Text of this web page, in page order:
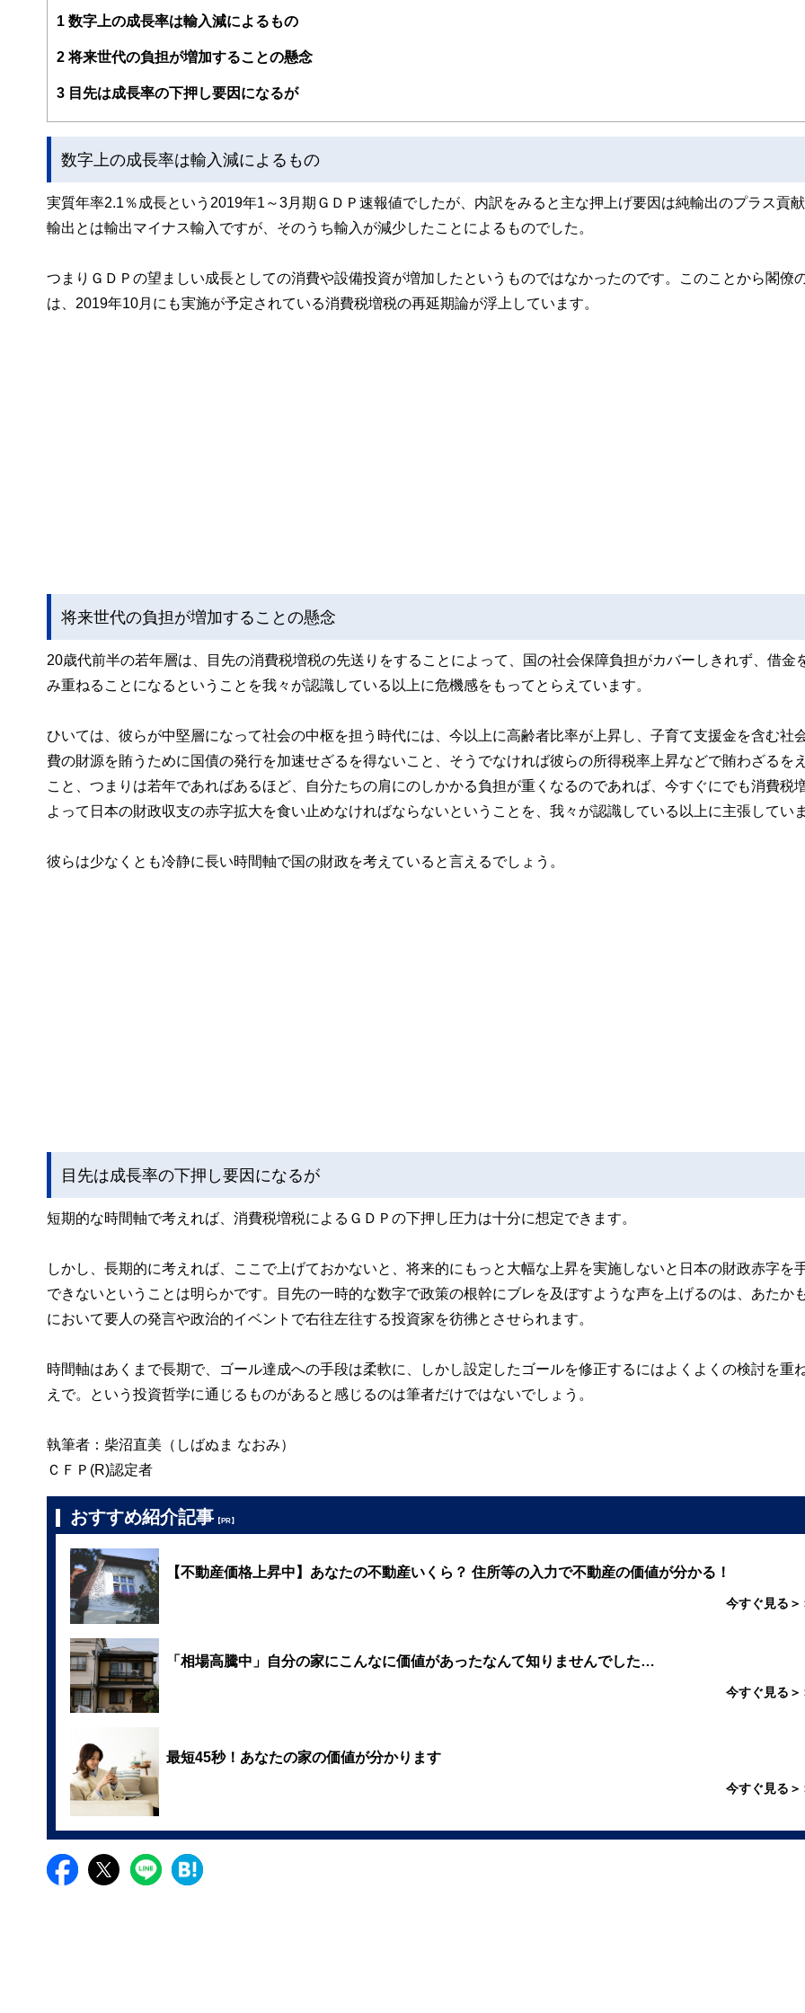
1 数字上の成長率は輸入減によるもの
2将来世代の負担が増加することの懸念
3 目先は成長率の下押し要因になるが
数字上の成長率は輸入減によるもの
実質年率2.1％成長という2019年1～3月期ＧＤＰ速報値でしたが、内訳をみると主な押上げ要因は純輸出のプラス貢
輸出とは輸出マイナス輸入ですが、そのうち輸入が減少したことによるものでした。
つまりＧＤＰの望ましい成長としての消費や設備投資が増加したというものではなかったのです。このことから閣僚
は、2019年10月にも実施が予定されている消費税増税の再延期論が浮上しています。
将来世代の負担が増加することの懸念
20歳代前半の若年層は、目先の消費税増税の先送りをすることによって、国の社会保障負担がカバーしきれず、借金
み重ねることになるということを我々が認識している以上に危機感をもってとらえています。
ひいては、彼らが中堅層になって社会の中枢を担う時代には、今以上に高齢者比率が上昇し、子育て支援金を含む社
費の財源を賄うために国債の発行を加速せざるを得ないこと、そうでなければ彼らの所得税率上昇などで賄わざるを
こと、つまりは若年であればあるほど、自分たちの肩にのしかかる負担が重くなるのであれば、今すぐにでも消費税
よって日本の財政収支の赤字拡大を食い止めなければならないということを、我々が認識している以上に主張してい
彼らは少なくとも冷静に長い時間軸で国の財政を考えていると言えるでしょう。
目先は成長率の下押し要因になるが
短期的な時間軸で考えれば、消費税増税によるＧＤＰの下押し圧力は十分に想定できます。
しかし、長期的に考えれば、ここで上げておかないと、将来的にもっと大幅な上昇を実施しないと日本の財政赤字を
できないということは明らかです。目先の一時的な数字で政策の根幹にブレを及ぼすような声を上げるのは、あたか
において要人の発言や政治的イベントで右往左往する投資家を彷彿とさせられます。
時間軸はあくまで長期で、ゴール達成への手段は柔軟に、しかし設定したゴールを修正するにはよくよくの検討を重
えで。という投資哲学に通じるものがあると感じるのは筆者だけではないでしょう。
執筆者：柴沼直美（しばぬま なおみ）
ＣＦＰ(R)認定者
おすすめ紹介記事 【PR】
【不動産価格上昇中】あなたの不動産いくら？ 住所等の入力で不動産の価値が分かる！
今すぐ見る＞
「相場高騰中」自分の家にこんなに価値があったなんて知りませんでした…
今すぐ見る＞
最短45秒！あなたの家の価値が分かります
今すぐ見る＞